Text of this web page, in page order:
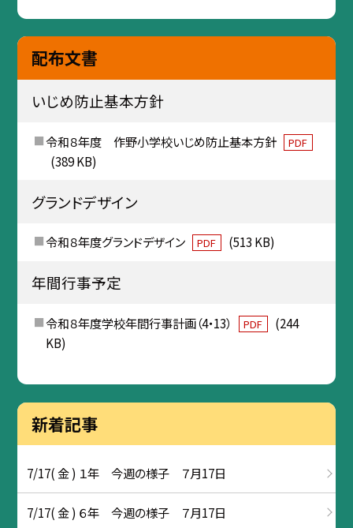
配布文書
いじめ防止基本方針
令和８年度 作野小学校いじめ防止基本方針 PDF
(389 KB)
グランドデザイン
令和８年度グランドデザイン PDF (513 KB)
年間行事予定
令和８年度学校年間行事計画（4・13） PDF
(244
KB)
新着記事
7/17( 金 ) １年 今週の様子 ７月17日
7/17( 金 ) ６年 今週の様子 ７月17日